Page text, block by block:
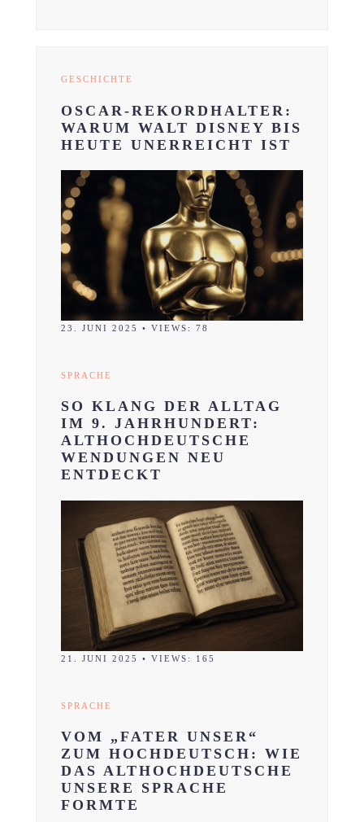
GESCHICHTE
OSCAR-REKORDHALTER:
WARUM WALT DISNEY BIS
HEUTE UNERREICHT IST
23. JUNI 2025 • VIEWS: 78
SPRACHE
SO KLANG DER ALLTAG
IM 9. JAHRHUNDERT:
ALTHOCHDEUTSCHE
WENDUNGEN NEU
ENTDECKT
21. JUNI 2025 • VIEWS: 165
SPRACHE
VOM „FATER UNSER“
ZUM HOCHDEUTSCH: WIE
DAS ALTHOCHDEUTSCHE
UNSERE SPRACHE
FORMTE